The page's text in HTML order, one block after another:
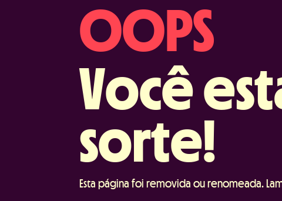
OOPS
Você
sorte!
Esta página foi removida ou renomeada.